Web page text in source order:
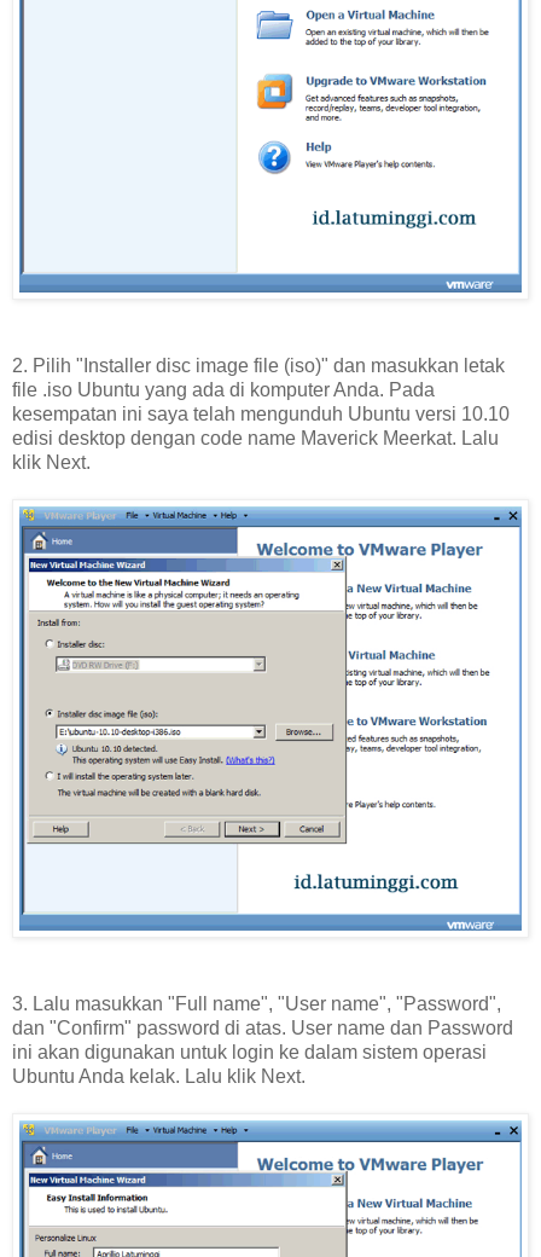
2. Pilih "Installer disc image file (iso)" dan masukkan letak
file .iso Ubuntu yang ada di komputer Anda. Pada
kesempatan ini saya telah mengunduh Ubuntu versi 10.10
edisi desktop dengan code name Maverick Meerkat. Lalu
klik Next.
3. Lalu masukkan "Full name", "User name", "Password",
dan "Confirm" password di atas. User name dan Password
ini akan digunakan untuk login ke dalam sistem operasi
Ubuntu Anda kelak. Lalu klik Next.